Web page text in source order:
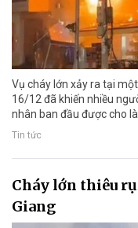
Vụ cháy lớn xảy ra tại
16/12 đã khiến nhiều
nhân ban đầu được cho là
Tin tức
Cháy lớn thiêu
Giang